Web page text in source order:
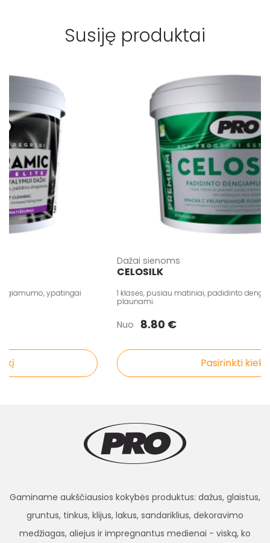
Susiję produktai
ypatingai
Dažai sienoms
CELOSILK
1 klasės, pusiau matiniai, padidinto
plaunami.
Nuo 8.80 €
Pasirinkti kiekį
Gaminame aukščiausios kokybės produktus: dažus, glaistus,
gruntus, tinkus, klijus, lakus, sandariklius, dekoravimo
medžiagas, aliejus ir impregnantus medienai - viską, ko